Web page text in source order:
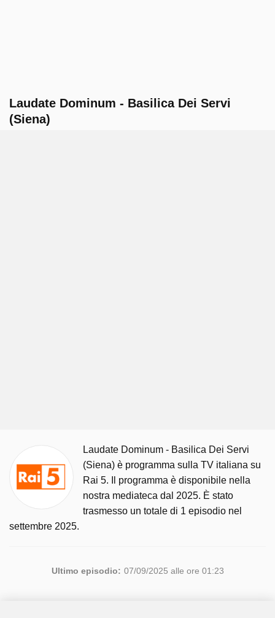
Laudate Dominum - Basilica Dei Servi
(Siena)
Laudate Dominum - Basilica Dei Servi
(Siena) è programma sulla TV italiana su
Rai 5. Il programma è disponibile nella
nostra mediateca dal 2025. È stato
trasmesso un totale di 1 episodio nel
settembre 2025.
Ultimo episodio: 07/09/2025 alle ore 01:23